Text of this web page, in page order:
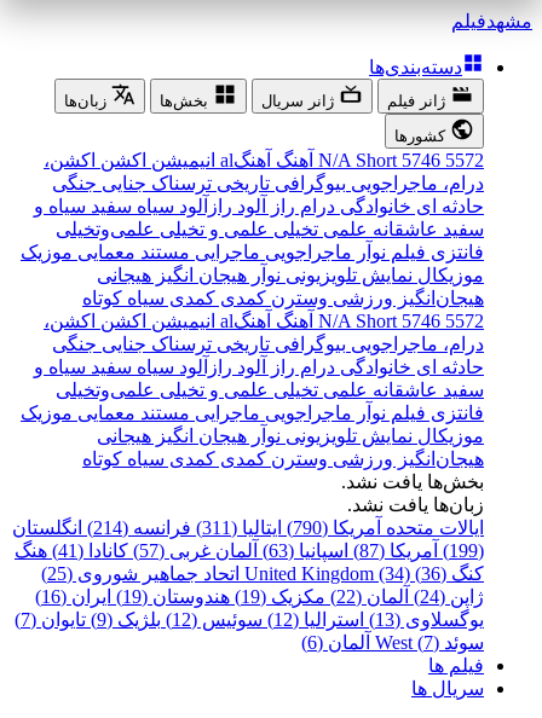
مشهدفیلم
دسته‌بندی‌ها
ژانر فیلم ژانر سریال بخش‌ها
زبان‌ها
کشورها
5572
5746
N/A Short آهنگ آهنگal انیمیشن اکشن اکشن،
درام، ماجراجویی بیوگرافی تاریخی ترسناک جنایی جنگی
حادثه ای خانوادگی درام راز آلود رازآلود سیاه سفید سیاه و
سفید عاشقانه علمی تخیلی علمی و تخیلی علمی‌و‌تخیلی
فانتزی فیلم نوآر ماجراجویی ماجرایی مستند معمایی موزیک
موزیکال نمایش تلویزیونی نوآر هیجان انگیز هیجانی
هیجان‌انگیز ورزشی وسترن کمدی کمدی سیاه کوتاه
5572
5746
N/A Short آهنگ آهنگal انیمیشن اکشن اکشن،
درام، ماجراجویی بیوگرافی تاریخی ترسناک جنایی جنگی
حادثه ای خانوادگی درام راز آلود رازآلود سیاه سفید سیاه و
سفید عاشقانه علمی تخیلی علمی و تخیلی علمی‌و‌تخیلی
فانتزی فیلم نوآر ماجراجویی ماجرایی مستند معمایی موزیک
موزیکال نمایش تلویزیونی نوآر هیجان انگیز هیجانی
هیجان‌انگیز ورزشی وسترن کمدی کمدی سیاه کوتاه
بخش‌ها یافت نشد.
زبان‌ها یافت نشد.
ایالات متحده آمریکا (790)
ایتالیا (311) فرانسه (214)
انگلستان
(199)
آمریکا (87) اسپانیا (63) آلمان غربی (57) کانادا (41)
هنگ
کنگ (36)
United Kingdom (34) اتحاد جماهیر شوروی (25)
ژاپن (24)
آلمان (22) مکزیک (19) هندوستان (19)
ایران (16)
یوگسلاوی (13)
استرالیا (12) سوئیس (12) بلژیک (9)
تایوان (7)
سوئد (7)
West آلمان (6)
فیلم ها
سریال ها